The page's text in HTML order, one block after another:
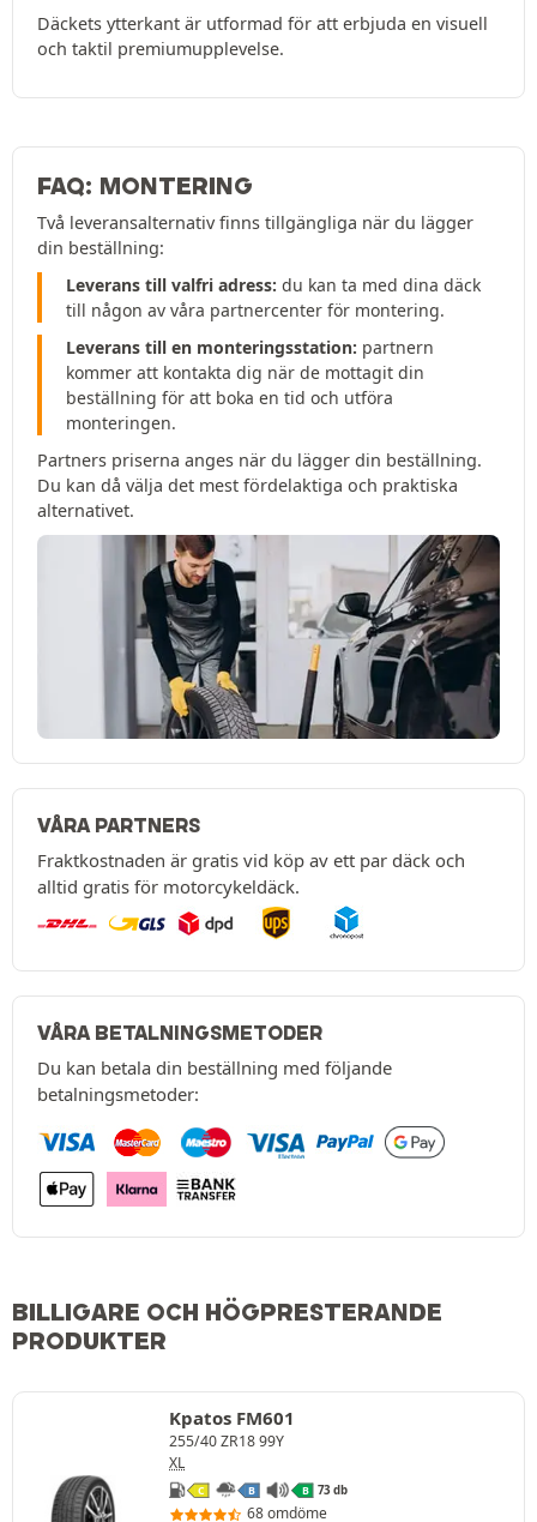
Däckets ytterkant är utformad för att erbjuda en visuell
och taktil premiumupplevelse.
FAQ: MONTERING
Två leveransalternativ finns tillgängliga när du lägger
din beställning:
Leverans till valfri adress: du kan ta med dina däck
till någon av våra partnercenter för montering.
Leverans till en monteringsstation: partnern
kommer att kontakta dig när de mottagit din
beställning för att boka en tid och utföra
monteringen.
Partners priserna anges när du lägger din beställning.
Du kan då välja det mest fördelaktiga och praktiska
alternativet.
VÅRA PARTNERS
Fraktkostnaden är gratis vid köp av ett par däck och
alltid gratis för motorcykeldäck.
VÅRA BETALNINGSMETODER
Du kan betala din beställning med följande
betalningsmetoder:
BILLIGARE OCH HÖGPRESTERANDE
PRODUKTER
Kpatos FM601
255/40 ZR18 99Y
XL
C B B 73 db
68 omdöme